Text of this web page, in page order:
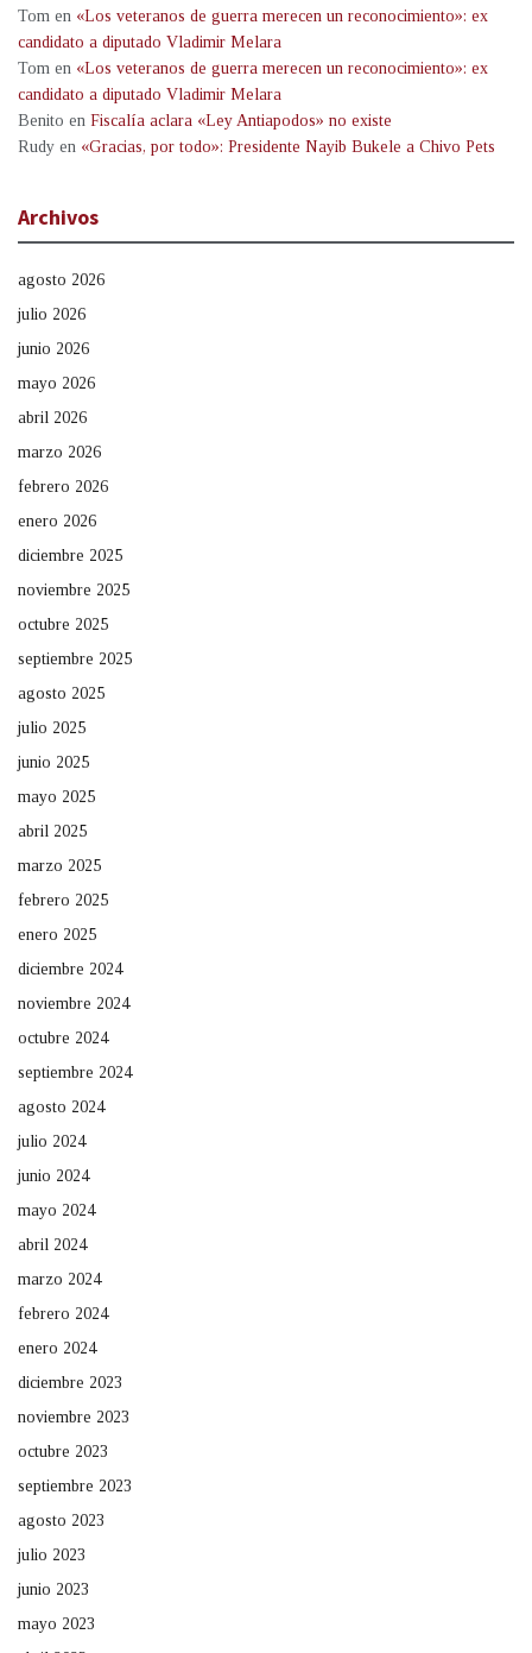
Tom en «Los veteranos de guerra merecen un reconocimiento»: ex
candidato a diputado Vladimir Melara
Tom en «Los veteranos de guerra merecen un reconocimiento»: ex
candidato a diputado Vladimir Melara
Benito en Fiscalía aclara «Ley Antiapodos» no existe
Rudy en «Gracias, por todo»: Presidente Nayib Bukele a Chivo Pets
Archivos
agosto 2026
julio 2026
junio 2026
mayo 2026
abril 2026
marzo 2026
febrero 2026
enero 2026
diciembre 2025
noviembre 2025
octubre 2025
septiembre 2025
agosto 2025
julio 2025
junio 2025
mayo 2025
abril 2025
marzo 2025
febrero 2025
enero 2025
diciembre 2024
noviembre 2024
octubre 2024
septiembre 2024
agosto 2024
julio 2024
junio 2024
mayo 2024
abril 2024
marzo 2024
febrero 2024
enero 2024
diciembre 2023
noviembre 2023
octubre 2023
septiembre 2023
agosto 2023
julio 2023
junio 2023
mayo 2023